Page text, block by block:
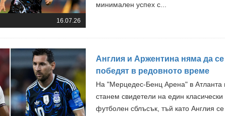
16.07.26
минимален успех с...
Англия и Аржентина няма да се
победят в редовното време
На "Мерцедес-Бенц Арена" в
станем свидетели на един класически
футболен сблъсък, тъй като Англия